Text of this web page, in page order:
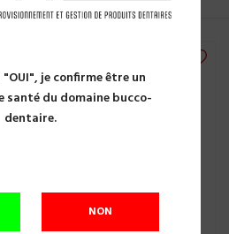
je confirme être un
santé du domaine bucco-
dentaire.
NON